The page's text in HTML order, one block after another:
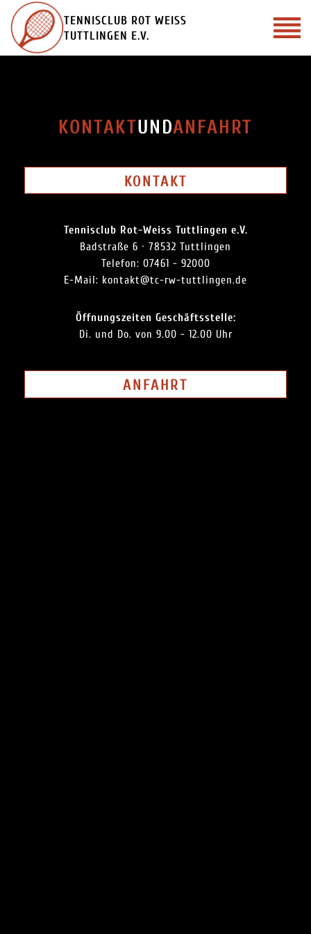
Zum
Inhalt
springen
TENNISCLUB ROT WEISS
TUTTLINGEN E.V.
KONTAKTUNDANFAHRT
KONTAKT
Tennisclub Rot-Weiss Tuttlingen e.V.
Badstraße 6 · 78532 Tuttlingen
Telefon: 07461 - 92000
E-Mail: kontakt@tc-rw-tuttlingen.de
Öffnungszeiten Geschäftsstelle:
Di. und Do. von 9.00 - 12.00 Uhr
ANFAHRT